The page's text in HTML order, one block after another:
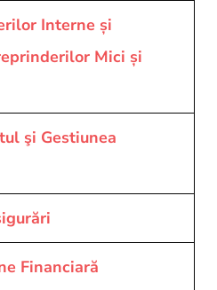
Interne și
Mici și
şi Gestiunea
Financiară